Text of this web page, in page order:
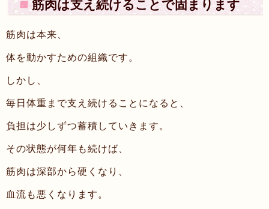
筋肉は支え続けることで固まります
筋肉は本来、
体を動かすための組織です。
しかし、
毎日体重まで支え続けることになると、
負担は少しずつ蓄積していきます。
その状態が何年も続けば、
筋肉は深部から硬くなり、
血流も悪くなります。